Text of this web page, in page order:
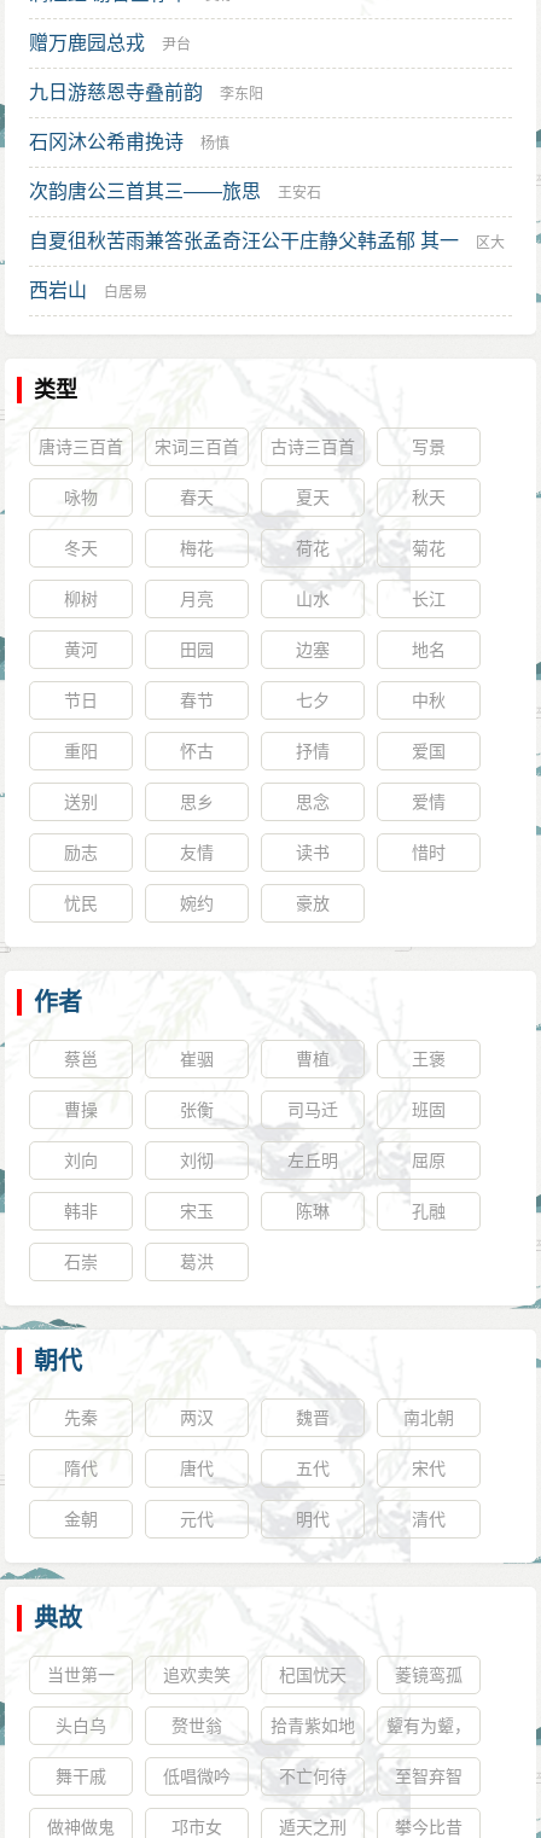
赠万鹿园总戎 尹台
九日游慈恩寺叠前韵 李东阳
石冈沐公希甫挽诗 杨慎
次韵唐公三首其三——旅思 王安石
自夏徂秋苦雨兼答张孟奇汪公干庄静父韩孟郁 其一 区大
相
西岩山 白居易
类型
唐诗三百首 宋词三百首 古诗三百首 写景
咏物 春天 夏天 秋天
冬天 梅花 荷花 菊花
柳树 月亮 山水 长江
黄河 田园 边塞 地名
节日 春节 七夕 中秋
重阳 怀古 抒情 爱国
送别 思乡 思念 爱情
励志 友情 读书 惜时
忧民 婉约 豪放
作者
蔡邕 崔骃 曹植 王褒
曹操 张衡 司马迁 班固
刘向 刘彻 左丘明 屈原
韩非 宋玉 陈琳 孔融
石崇 葛洪
朝代
先秦 两汉 魏晋 南北朝
隋代 唐代 五代 宋代
金朝 元代 明代 清代
典故
当世第一 追欢卖笑 杞国忧天 菱镜鸾孤
头白乌 赘世翁
拾青紫如地
芥
颦有为颦，
笑有为笑
舞干戚 低唱微吟 不亡何待 至智弃智
做神做鬼 邛市女 遁天之刑 攀今比昔